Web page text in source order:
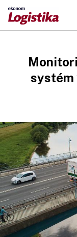
systém